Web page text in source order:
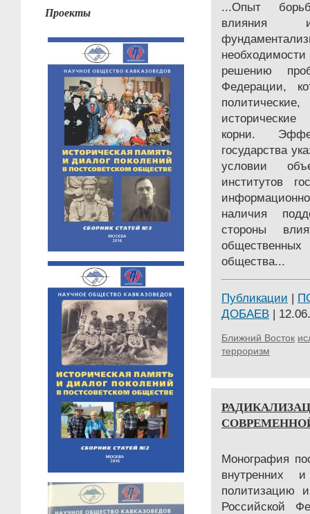
Проекты
...Опыт
влияния
решению
Федерации,
политические,
исторические
корни.
государства
условии
институтов
наличия
стороны
общества...
Публикации |
ДОБАЕВ |
Ближний Восток
терроризм
Монография
внутренних
политизацию
Российской